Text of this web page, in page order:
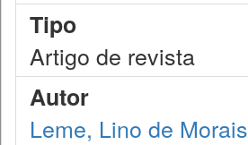
Tipo
Artigo de revista
Autor
Leme, Lino de Morais